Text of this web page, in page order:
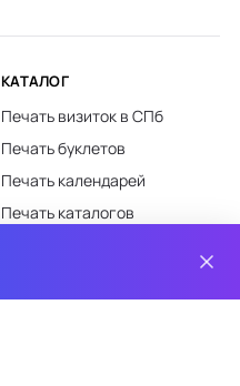
КАТАЛОГ
Печать визиток в СПб
Печать буклетов
Печать календарей
Печать каталогов